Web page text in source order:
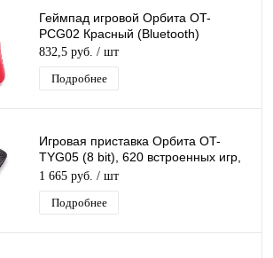
Геймпад игровой Орбита OT-
PCG02 Красный (Bluetooth)
832,5 руб. / шт
Подробнее
Игровая приставка Орбита OT-
TYG05 (8 bit), 620 встроенных игр,
Два беспроводных джойстика
1 665 руб. / шт
Подробнее